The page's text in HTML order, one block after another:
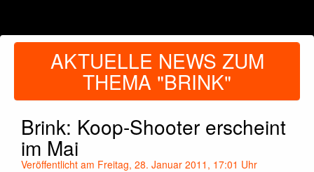
AKTUELLE NEWS ZUM
THEMA "BRINK"
Brink: Koop-Shooter erscheint
im Mai
Veröffentlicht am Freitag, 28. Januar 2011, 17:01 Uhr